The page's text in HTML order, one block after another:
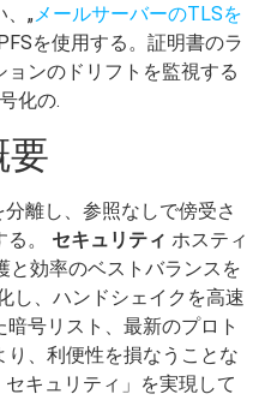
、„ メールサーバーのTLSを
を使用する。証明書のラ
ンのドリフトを監視する
化の.
要
離し、参照なしで傍受さ
。 セキュリティ ホスティ
と効率のベストバランスを
し、ハンドシェイクを高速
号リスト、最新のプロト
、利便性を損なうことな
キュリティ」を実現して